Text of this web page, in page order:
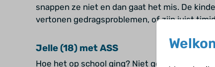
snappen ze niet en dan gaat het mis. De
vertonen gedragsproblemen, of zijn juist
Jelle (18) met ASS
Hoe het op school ging? Niet goed, dat had